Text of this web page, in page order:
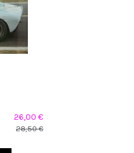
26,00 €
28,50 €